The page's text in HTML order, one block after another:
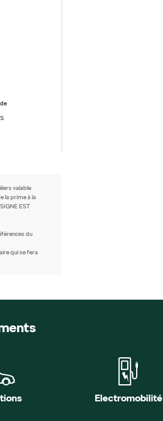
valable
la prime à la
EST
du
qui se fera
Electromobilité